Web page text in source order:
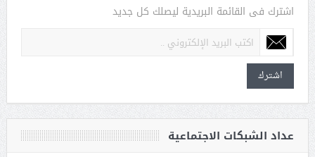
اشترك فى القائمة البريدية ليصلك كل جديد
اشترك
عداد الشبكات الاجتماعية